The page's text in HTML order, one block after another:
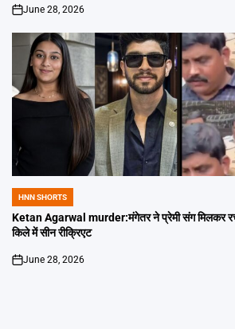
on
June 28, 2026
POSTED
IN
HNN SHORTS
Ketan Agarwal murder:मंगेतर ने प्रेमी संग मिलकर
किले में सीन रीक्रिएट
on
June 28, 2026